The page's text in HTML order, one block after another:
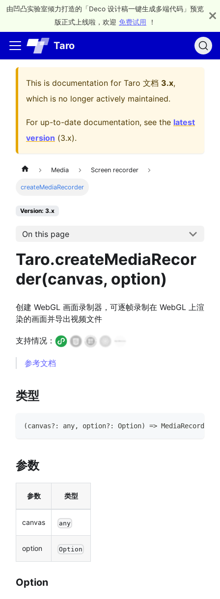
由凹凸实验室倾力打造的「Deco 设计稿一键生成多端代码」预览
版正式上线啦，欢迎 免费试用 ！
Taro
This is documentation for Taro 文档 3.x,
which is no longer actively maintained.
For up-to-date documentation, see the latest
version (3.x).
Media Screen recorder
createMediaRecorder
Version: 3.x
On this page
Taro.createMediaRecor
der(canvas, option)
创建 WebGL 画面录制器，可逐帧录制在 WebGL 上渲
染的画面并导出视频文件
支持情况：
参考文档
类型
(canvas? : any, option? : Option) => MediaRecorder
参数
参数 类型
canvas any
option Option
Option